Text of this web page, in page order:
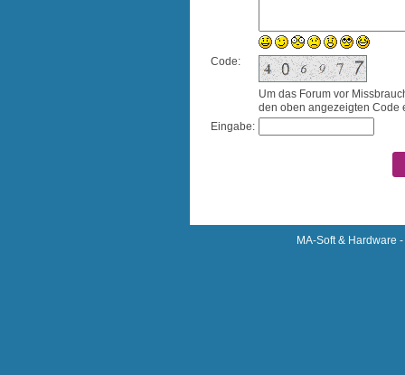
Code:
Um das Forum vor
den oben angezeigten Code
Eingabe:
MA-Soft & Hardware